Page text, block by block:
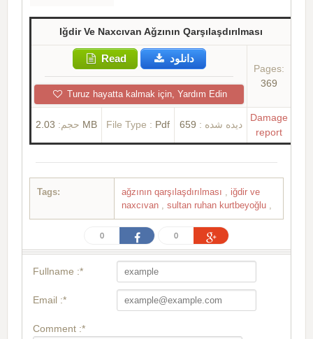
Iğdir Ve Naxcıvan Ağzının Qarşılaşdırılması
Read دانلود
Turuz hayatta kalmak için, Yardım Edin
Pages:
369
حجم: 2.03 MB File Type : Pdf دیده شده : 659
Damage
report
Tags: ağzının qarşılaşdırılması
iğdir ve
naxcıvan
sultan ruhan kurtbeyoğlu
0 0
Fullname :*
Email :*
Comment :*